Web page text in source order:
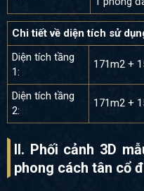
Chi tiết về diện tích sử
Diện tích tầng
1:
171m2 +
Diện tích tầng
2:
171m2 +
II. Phối cảnh 3D
phong cách tân cổ